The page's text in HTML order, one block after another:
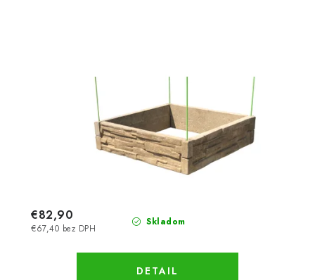
Skladom
€67,40 bez DPH
€82,90
DETAIL